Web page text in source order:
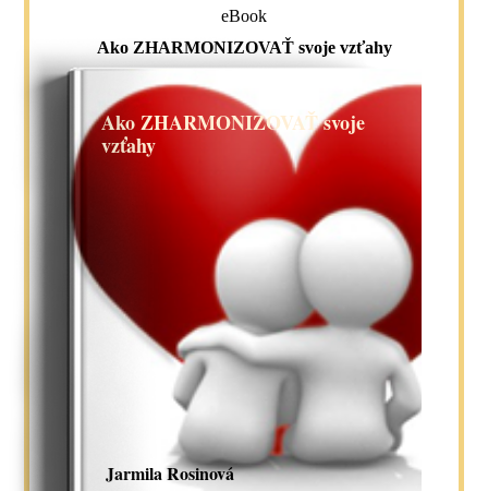
eBook
Ako ZHARMONIZOVAŤ svoje vzťahy
Ako ZHARMONIZOVAŤ svoje
vzťahy
Jarmila Rosinová